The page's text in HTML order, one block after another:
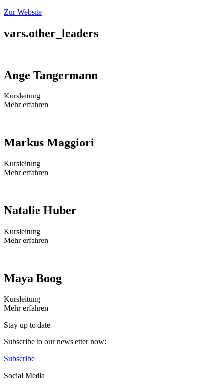
Zur Website
vars.other_leaders
Ange Tangermann
Kursleitung
Mehr erfahren
Markus Maggiori
Kursleitung
Mehr erfahren
Natalie Huber
Kursleitung
Mehr erfahren
Maya Boog
Kursleitung
Mehr erfahren
Stay up to date
Subscribe to our newsletter now:
Subscribe
Social Media